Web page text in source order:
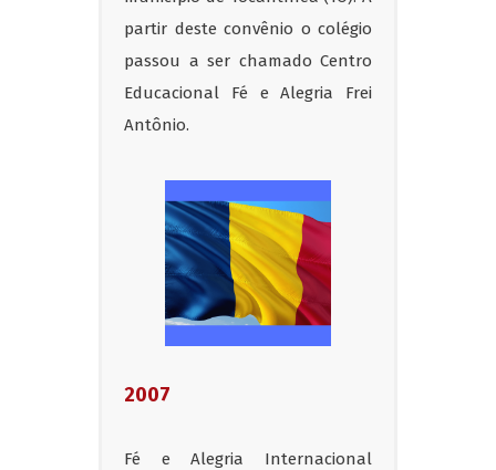
partir deste convênio o colégio
passou a ser chamado Centro
Educacional Fé e Alegria Frei
Antônio.
2007
Fé e Alegria Internacional